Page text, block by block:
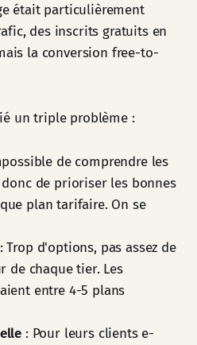
était particulièrement
des inscrits gratuits en
la conversion free-to-
un triple problème :
de comprendre les
donc de prioriser les bonnes
plan tarifaire. On se
Trop d'options, pas assez de
de chaque tier. Les
entre 4-5 plans
: Pour leurs clients e-